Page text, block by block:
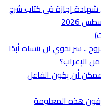
إجازة في كتاب شرح
2026
.. سر نحوي لن تنساه أبدًا
الإعراب؟
أن يكون الفاعل